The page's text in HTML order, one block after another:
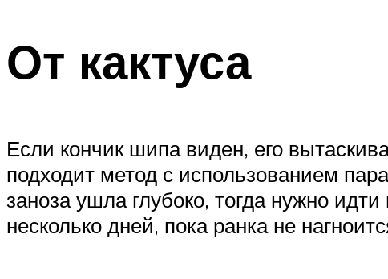
От кактуса
Если кончик шипа виден, его
подходит метод с использованием
заноза ушла глубоко, тогда нужно
несколько дней, пока ранка не